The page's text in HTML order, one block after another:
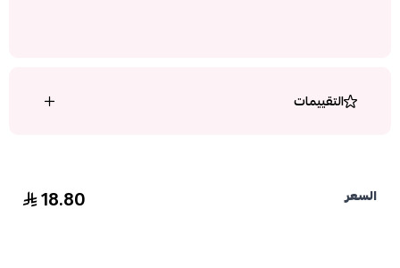
التقييمات
السعر 18.80